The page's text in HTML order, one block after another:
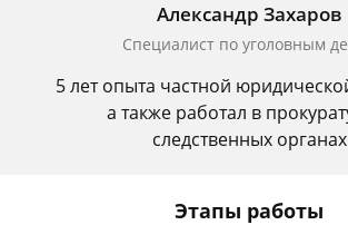
Александр Захаров
Специалист по уголовным
5 лет опыта частной
а также работал в
следственных органах
Этапы работы